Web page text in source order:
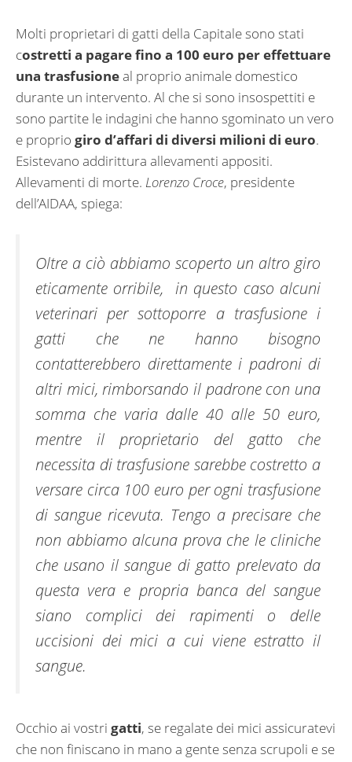
Molti proprietari di gatti della Capitale sono stati
costretti a pagare fino a 100 euro per effettuare
una trasfusioneal proprio animale domestico
durante un intervento. Al che si sono insospettiti e
sono partite le indagini che hanno sgominato un vero
e proprio giro d’affari di diversi milioni di euro.
Esistevano addirittura allevamenti appositi.
Allevamenti di morte. Lorenzo Croce, presidente
dell’AIDAA, spiega:
Oltre a ciò abbiamo scoperto un altro giro
eticamente orribile, in questo caso alcuni
veterinari per sottoporre a trasfusione i
gatti che ne hanno bisogno
contatterebbero direttamente i padroni di
altri mici, rimborsando il padrone con una
somma che varia dalle 40 alle 50 euro,
mentre il proprietario del gatto che
necessita di trasfusione sarebbe costretto a
versare circa 100 euro per ogni trasfusione
di sangue ricevuta. Tengo a precisare che
non abbiamo alcuna prova che le cliniche
che usano il sangue di gatto prelevato da
questa vera e propria banca del sangue
siano complici dei rapimenti o delle
uccisioni dei mici a cui viene estratto il
sangue.
Occhio ai vostri gatti, se regalate dei mici assicuratevi
che non finiscano in mano a gente senza scrupoli e se